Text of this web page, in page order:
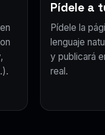
Pídele a
Pídele la
lenguaje
y publicará
real.